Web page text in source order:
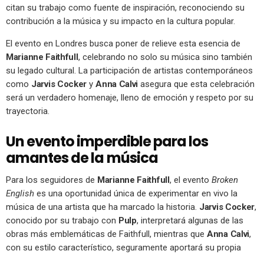
citan su trabajo como fuente de inspiración, reconociendo su
contribución a la música y su impacto en la cultura popular.
El evento en Londres busca poner de relieve esta esencia de
Marianne Faithfull, celebrando no solo su música sino también
su legado cultural. La participación de artistas contemporáneos
como Jarvis Cocker yAnna Calvi asegura que esta celebración
será un verdadero homenaje, lleno de emoción y respeto por su
trayectoria.
Un evento imperdible para los
amantes de la música
Para los seguidores de Marianne Faithfull, el evento Broken
English es una oportunidad única de experimentar en vivo la
música de una artista que ha marcado la historia. Jarvis Cocker,
conocido por su trabajo con Pulp, interpretará algunas de las
obras más emblemáticas de Faithfull, mientras que Anna Calvi,
con su estilo característico, seguramente aportará su propia